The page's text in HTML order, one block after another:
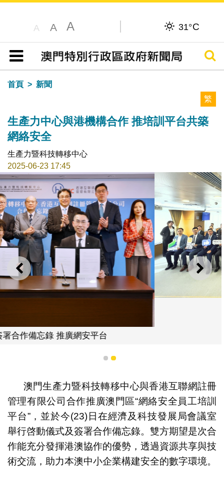
A A A 31°C
目錄
搜尋
首頁
新聞
繁
生產力中心與港機構合作 推培訓平台共築
網絡安全
生產力暨科技轉移中心
2025-06-23 17:45
上一則 下一
1 2
澳門生產力暨科技轉移中心與香港互聯網註冊
管理有限公司合作推廣澳門區“網絡安全員工培訓
平台”，並於今(23)日在經濟及科技發展局會議室
舉行啓動儀式及簽署合作備忘錄。雙方期望是次合
作能充分發揮港澳協作的優勢，透過資源共享與技
術交流，助力本澳中小企業構建安全的數字環境。